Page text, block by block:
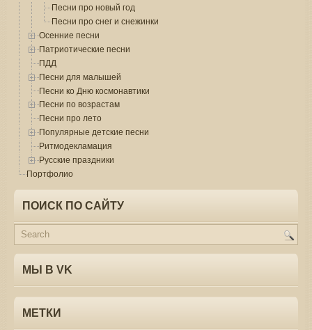
Песни про новый год
Песни про снег и снежинки
Осенние песни
Патриотические песни
ПДД
Песни для малышей
Песни ко Дню космонавтики
Песни по возрастам
Песни про лето
Популярные детские песни
Ритмодекламация
Русские праздники
Портфолио
ПОИСК ПО САЙТУ
МЫ В VK
МЕТКИ